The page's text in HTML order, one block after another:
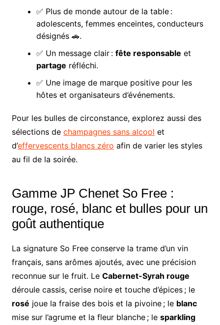
✅ Plus de monde autour de la table :
adolescents, femmes enceintes, conducteurs
désignés 🚗.
✅ Un message clair : fête responsable et
partage réfléchi.
✅ Une image de marque positive pour les
hôtes et organisateurs d’événements.
Pour les bulles de circonstance, explorez aussi des
sélections de champagnes sans alcool et
d’effervescents blancs zéro afin de varier les styles
au fil de la soirée.
Gamme JP Chenet So Free :
rouge, rosé, blanc et bulles pour un
goût authentique
La signature So Free conserve la trame d’un vin
français, sans arômes ajoutés, avec une précision
reconnue sur le fruit. Le Cabernet-Syrah rouge
déroule cassis, cerise noire et touche d’épices ; le
rosé joue la fraise des bois et la pivoine ; le blanc
mise sur l’agrume et la fleur blanche ; le sparkling